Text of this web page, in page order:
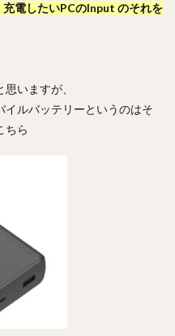
電したいPCのInput のそれを
いますが、
ルバッテリーというのはそ
ちら